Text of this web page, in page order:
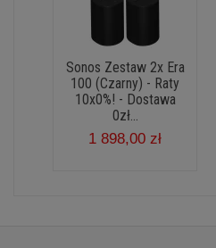
Sonos Zestaw 2x Era
100 (Czarny) - Raty
10x0%! - Dostawa
0zł...
1 898,00 zł